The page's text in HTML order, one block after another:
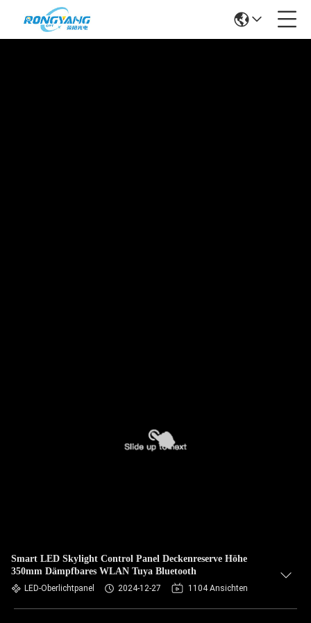
Smart LED Skylight Control Panel Deckenreserve Höhe
350mm Dämpfbares WLAN Tuya Bluetooth
LED-Oberlichtpanel 2024-12-27 1104 Ansichten